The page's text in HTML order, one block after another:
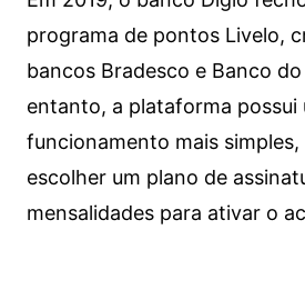
programa de pontos Livelo,
bancos Bradesco e Banco
entanto, a plataforma possui
funcionamento mais simples,
escolher um plano de
mensalidades para ativar o